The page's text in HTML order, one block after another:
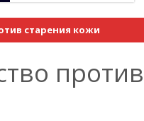
старения кожи